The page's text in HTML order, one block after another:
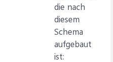
die nach
diesem
Schema
aufgebaut
ist: